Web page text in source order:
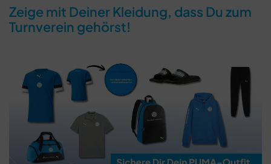
Schließen
Zeige mit Deiner Kleidung, dass Du zum
Turnverein gehörst!